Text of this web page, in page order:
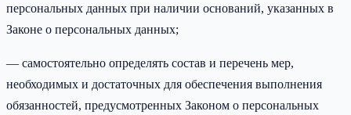
персональных данных при наличии оснований, указанных в
Законе о персональных данных;
— самостоятельно определять состав и перечень мер,
необходимых и достаточных для обеспечения выполнения
обязанностей, предусмотренных Законом о персональных